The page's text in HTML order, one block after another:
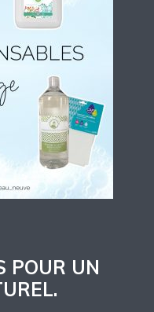
POUR UN